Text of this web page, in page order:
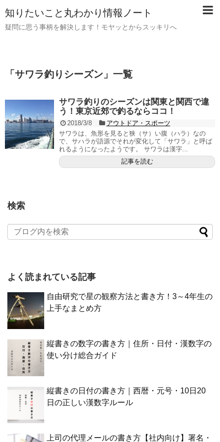
知りたいこと丸わかり情報ノート
疑問に思う事柄を解決します！モヤッとからスッキリへ
「 サワラ釣りシーズン 」 一覧
サワラ釣りのシーズンは関東と関西で違
う！東京近郊で釣るならココ！
2018/3/8
アウトドア・スポーツ
サワラは、魚形を見ると狭（サ）い腹（ハラ）なの
で、サハラが語源でそれが変化して「サワラ」と呼ば
れるようになったようです。 サワラは漢字...
記事を読む
検索
よく読まれている記事
自由研究で星の観察方法と書き方！3～4年生の
上手なまとめ方
縦書きの数字の書き方｜住所・日付・漢数字の
使い分け総合ガイド
縦書きの日付の書き方｜西暦・元号・10日20
日の正しい漢数字ルール
上司の代理メールの書き方【社内向け】署名・